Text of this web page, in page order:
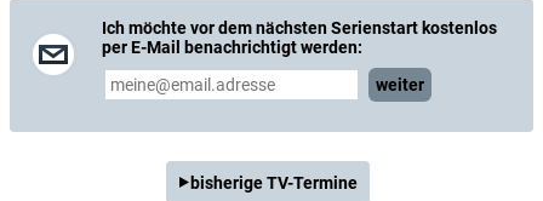
Ich möchte vor dem nächsten Serienstart kostenlos
per E-Mail benachrichtigt werden:
weiter
bisherige TV-Termine